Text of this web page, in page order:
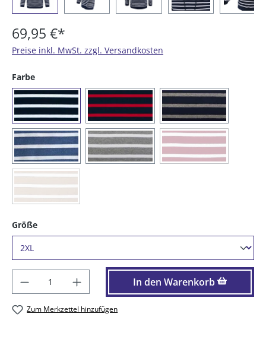
69,95 €*
Preise inkl. MwSt. zzgl. Versandkosten
Farbeauswählen
(05) blau / weiß (13) blau / rot (56) blau /
(85) blaumelange / weiß(91) graumelange / weiß(97) vino / weiß
(Diese Option ist
(Diese Option ist zurzeit nicht verfügbar.)
Größeauswählen
Produkt Anzahl: Gib den gewünschten
In den Warenkorb
Zum Merkzettel hinzufügen